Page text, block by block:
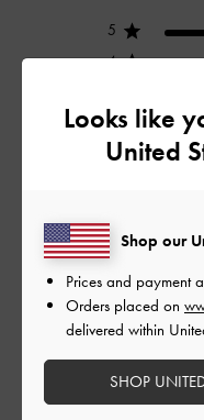
5
4
2
1
デザイン
Looks like
United
Shop our
Prices and payment
Orders placed on
delivered within
SHOP